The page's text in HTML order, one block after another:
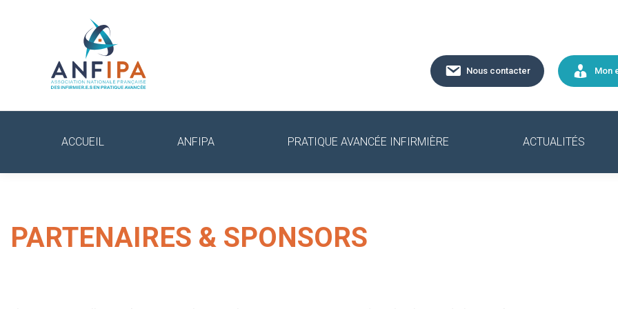
Nous contacter Mon
ACCUEIL ANFIPA PRATIQUE AVANCÉE INFIRMIÈRE ACTUALITÉS
PARTENAIRES & SPONSORS